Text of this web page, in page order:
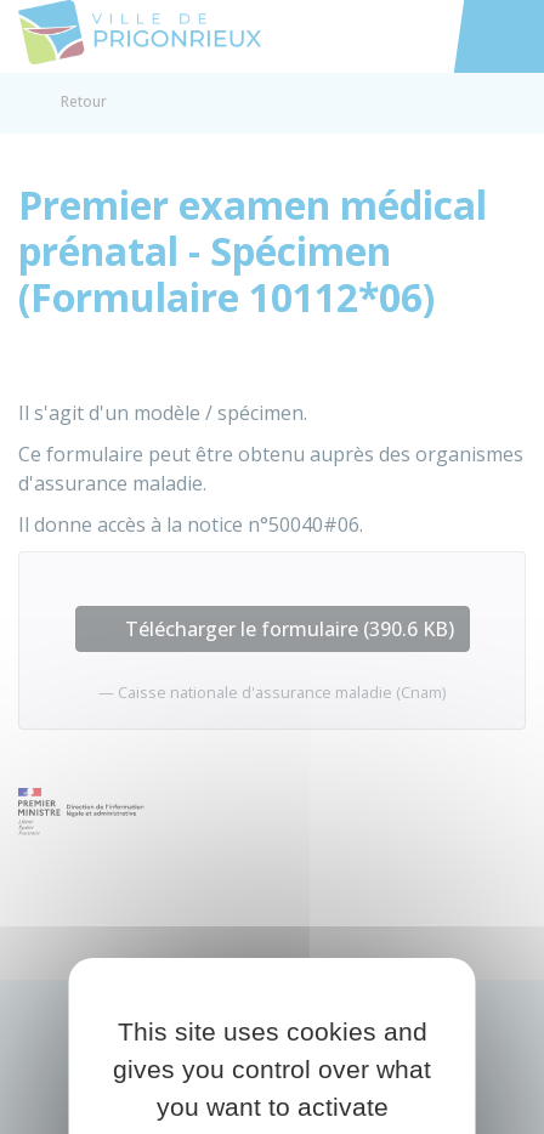
Accéder
Retour
Premier examen médical
prénatal - Spécimen
(Formulaire 10112*06)
Il s'agit d'un modèle / spécimen.
Ce formulaire peut être obtenu auprès des organismes
d'assurance maladie.
Il donne accès à la notice n°50040#06.
Télécharger le formulaire (390.6 KB)
Caisse nationale d'assurance maladie (Cnam)
This site uses cookies and
gives you control over what
you want to activate